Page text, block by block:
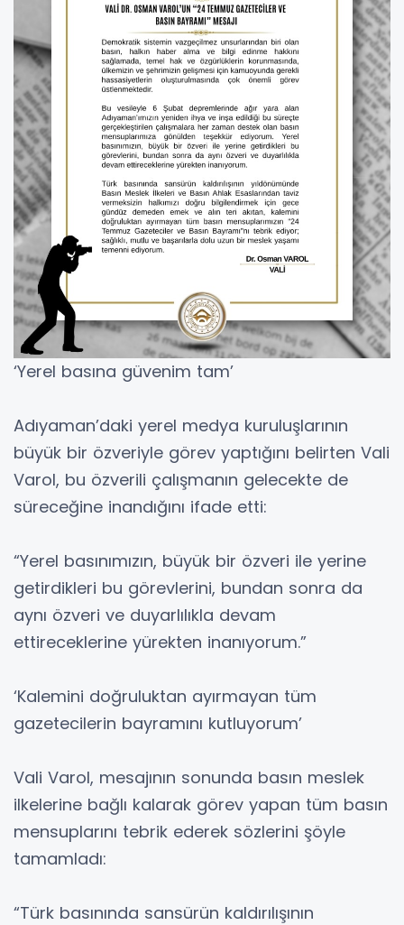
‘Yerel basına güvenim tam’
Adıyaman’daki yerel medya kuruluşlarının
büyük bir özveriyle görev yaptığını belirten Vali
Varol, bu özverili çalışmanın gelecekte de
süreceğine inandığını ifade etti:
“Yerel basınımızın, büyük bir özveri ile yerine
getirdikleri bu görevlerini, bundan sonra da
aynı özveri ve duyarlılıkla devam
ettireceklerine yürekten inanıyorum.”
‘Kalemini doğruluktan ayırmayan tüm
gazetecilerin bayramını kutluyorum’
Vali Varol, mesajının sonunda basın meslek
ilkelerine bağlı kalarak görev yapan tüm basın
mensuplarını tebrik ederek sözlerini şöyle
tamamladı:
“Türk basınında sansürün kaldırılışının